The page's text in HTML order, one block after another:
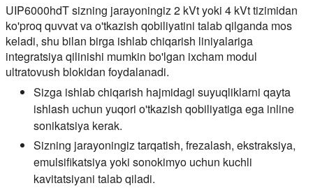
UIP6000hdT sizning jarayoningiz 2 kVt yoki 4 kVt tizimidan
ko'proq quvvat va o'tkazish qobiliyatini talab qilganda mos
keladi, shu bilan birga ishlab chiqarish liniyalariga
integratsiya qilinishi mumkin bo'lgan ixcham modul
ultratovush blokidan foydalanadi.
Sizga ishlab chiqarish hajmidagi suyuqliklarni qayta
ishlash uchun yuqori o'tkazish qobiliyatiga ega inline
sonikatsiya kerak.
Sizning jarayoningiz tarqatish, frezalash, ekstraksiya,
emulsifikatsiya yoki sonokimyo uchun kuchli
kavitatsiyani talab qiladi.